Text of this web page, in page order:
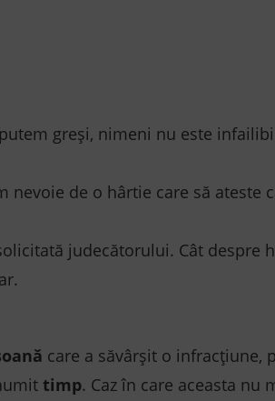
greși, nimeni nu este
de o hârtie care să ateste
judecătorului. Cât
care a săvârșit o infracțiune,
timp. Caz în care aceasta